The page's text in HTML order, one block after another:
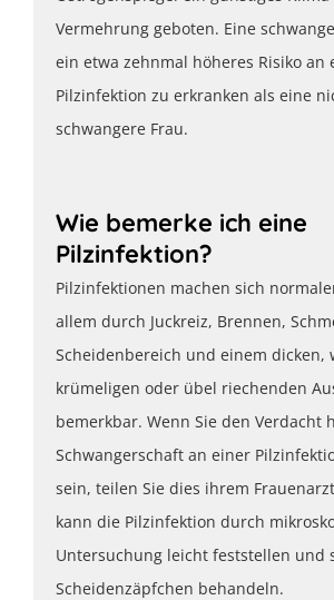
Vermehrung geboten. Eine
ein etwa zehnmal höheres Risiko an
Pilzinfektion zu erkranken als eine
schwangere Frau.
Wie bemerke ich eine
Pilzinfektion?
Pilzinfektionen machen sich
allem durch Juckreiz, Brennen,
Scheidenbereich und einem dicken,
krümeligen oder übel riechenden
bemerkbar. Wenn Sie den Verdacht
Schwangerschaft an einer
sein, teilen Sie dies ihrem
kann die Pilzinfektion durch
Untersuchung leicht feststellen und
Scheidenzäpfchen behandeln.